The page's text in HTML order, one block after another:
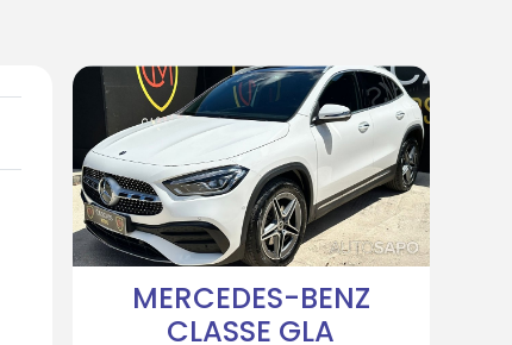
MERCEDES-BENZ
CLASSE GLA